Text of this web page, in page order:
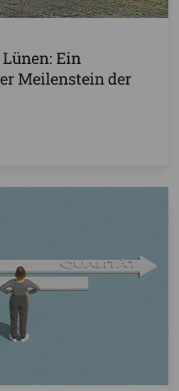
Ein
Meilenstein der